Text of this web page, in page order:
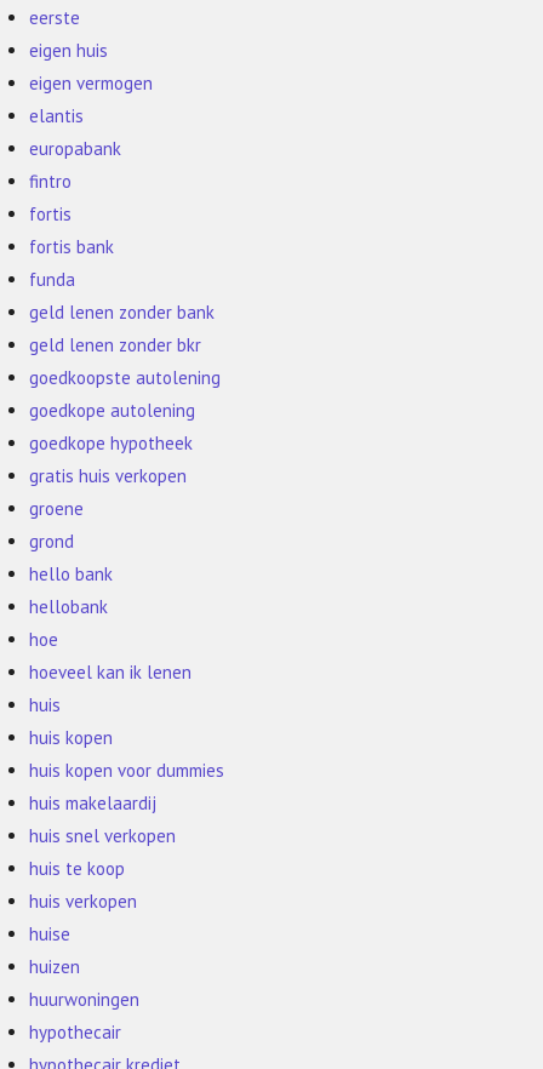
eerste
eigen huis
eigen vermogen
elantis
europabank
fintro
fortis
fortis bank
funda
geld lenen zonder bank
geld lenen zonder bkr
goedkoopste autolening
goedkope autolening
goedkope hypotheek
gratis huis verkopen
groene
grond
hello bank
hellobank
hoe
hoeveel kan ik lenen
huis
huis kopen
huis kopen voor dummies
huis makelaardij
huis snel verkopen
huis te koop
huis verkopen
huise
huizen
huurwoningen
hypothecair
hypothecair krediet